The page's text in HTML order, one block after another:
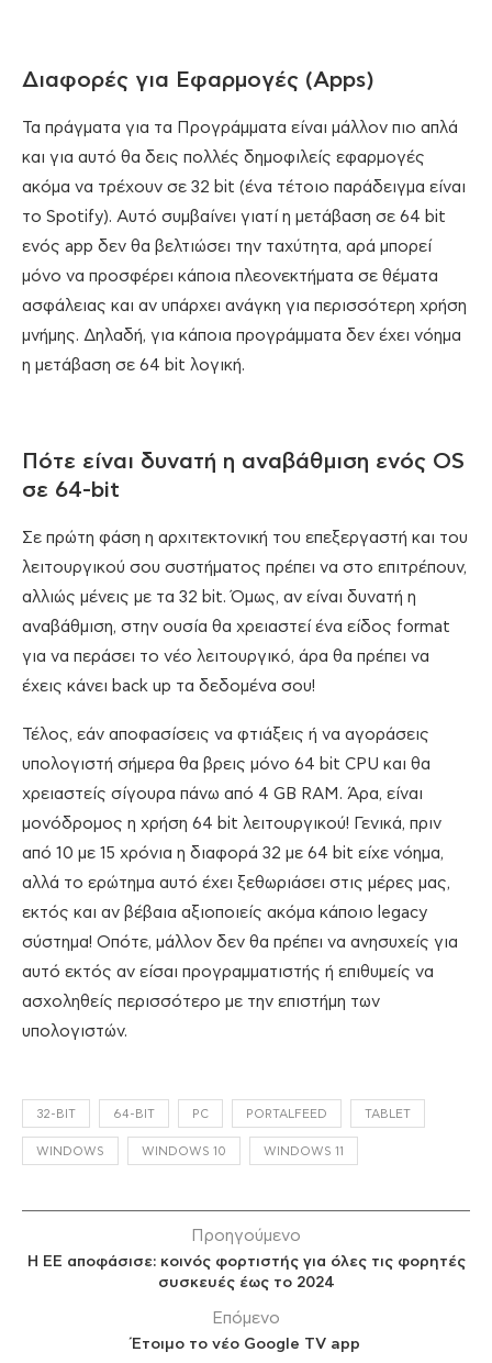
Διαφορές για Εφαρμογές (Apps)
Τα πράγματα για τα Προγράμματα είναι μάλλον πιο απλά
και για αυτό θα δεις πολλές δημοφιλείς εφαρμογές
ακόμα να τρέχουν σε 32 bit (ένα τέτοιο παράδειγμα είναι
το Spotify). Αυτό συμβαίνει γιατί η μετάβαση σε 64 bit
ενός app δεν θα βελτιώσει την ταχύτητα, αρά μπορεί
μόνο να προσφέρει κάποια πλεονεκτήματα σε θέματα
ασφάλειας και αν υπάρχει ανάγκη για περισσότερη χρήση
μνήμης. Δηλαδή, για κάποια προγράμματα δεν έχει νόημα
η μετάβαση σε 64 bit λογική.
Πότε είναι δυνατή η αναβάθμιση ενός OS
σε 64-bit
Σε πρώτη φάση η αρχιτεκτονική του επεξεργαστή και του
λειτουργικού σου συστήματος πρέπει να στο επιτρέπουν,
αλλιώς μένεις με τα 32 bit. Όμως, αν είναι δυνατή η
αναβάθμιση, στην ουσία θα χρειαστεί ένα είδος format
για να περάσει το νέο λειτουργικό, άρα θα πρέπει να
έχεις κάνει back up τα δεδομένα σου!
Τέλος, εάν αποφασίσεις να φτιάξεις ή να αγοράσεις
υπολογιστή σήμερα θα βρεις μόνο 64 bit CPU και θα
χρειαστείς σίγουρα πάνω από 4 GB RAM. Άρα, είναι
μονόδρομος η χρήση 64 bit λειτουργικού! Γενικά, πριν
από 10 με 15 χρόνια η διαφορά 32 με 64 bit είχε νόημα,
αλλά το ερώτημα αυτό έχει ξεθωριάσει στις μέρες μας,
εκτός και αν βέβαια αξιοποιείς ακόμα κάποιο legacy
σύστημα! Οπότε, μάλλον δεν θα πρέπει να ανησυχείς για
αυτό εκτός αν είσαι προγραμματιστής ή επιθυμείς να
ασχοληθείς περισσότερο με την επιστήμη των
υπολογιστών.
32-BIT 64-BIT PC PORTALFEED TABLET
WINDOWS WINDOWS 10 WINDOWS 11
Προηγούμενο
H EE αποφάσισε: κοινός φορτιστής για όλες τις φορητές
συσκευές έως το 2024
Επόμενο
Έτοιμο το νέο Google TV app